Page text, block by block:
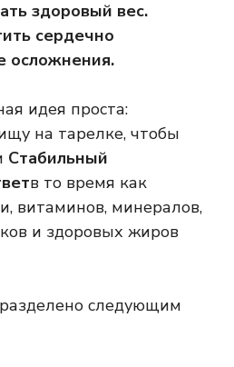
здоровый вес.
сердечно
осложнения.
идея проста:
на тарелке, чтобы
Стабильный
в то время как
витаминов, минералов,
и здоровых жиров
следующим